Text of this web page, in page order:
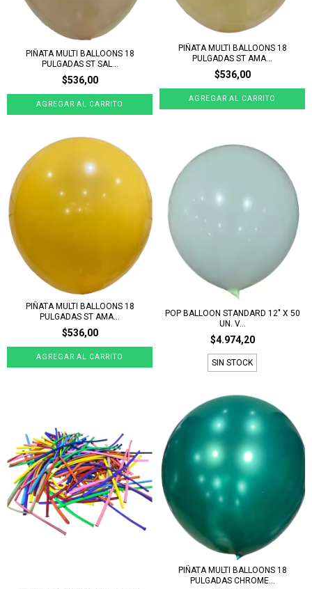
PIÑATA MULTI BALLOONS 18
PULGADAS ST SAL...
$536,00
PIÑATA MULTI BALLOONS 18
PULGADAS ST AMA...
$536,00
PIÑATA MULTI BALLOONS 18
PULGADAS ST AMA...
$536,00
POP BALLOON STANDARD 12" X 50
UN. V...
$4.974,20
SIN STOCK
PIÑATA MULTI BALLOONS 18
PULGADAS CHROME...